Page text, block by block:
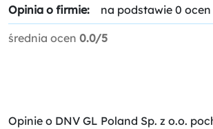
Opinia o firmie: na podstawie 0 ocen
średnia ocen 0.0/5
Opinie o DNV GL Poland Sp. z o.o.